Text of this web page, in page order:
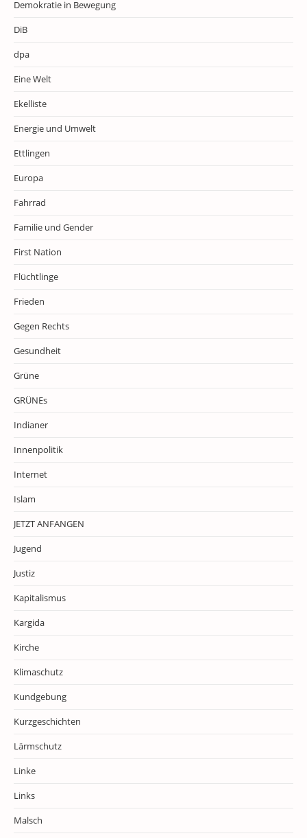
Demokratie in Bewegung
DiB
dpa
Eine Welt
Ekelliste
Energie und Umwelt
Ettlingen
Europa
Fahrrad
Familie und Gender
First Nation
Flüchtlinge
Frieden
Gegen Rechts
Gesundheit
Grüne
GRÜNEs
Indianer
Innenpolitik
Internet
Islam
JETZT ANFANGEN
Jugend
Justiz
Kapitalismus
Kargida
Kirche
Klimaschutz
Kundgebung
Kurzgeschichten
Lärmschutz
Linke
Links
Malsch